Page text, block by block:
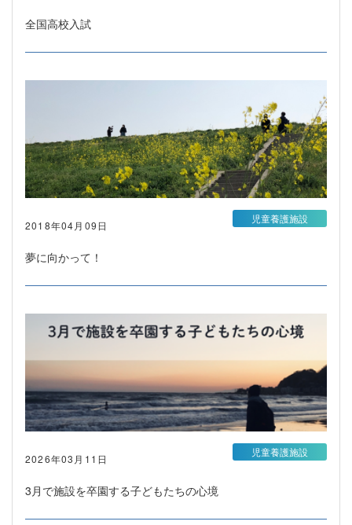
全国高校入試
2018年04月09日
夢に向かって！
児童養護施設
2026年03月11日
3月で施設を卒園する子どもたちの心境
児童養護施設